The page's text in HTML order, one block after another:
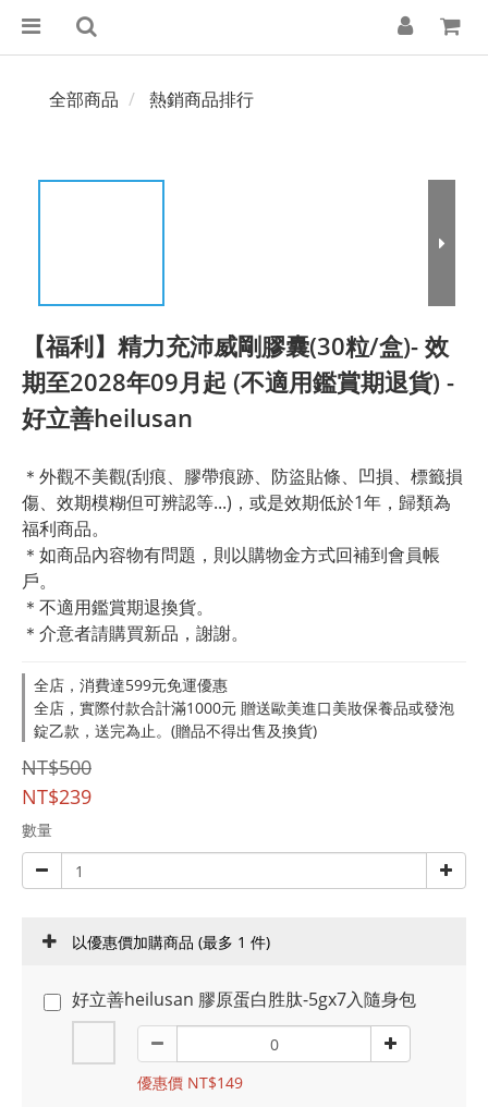
全部商品 熱銷商品排行
【福利】精力充沛威剛膠囊(30粒/盒)- 效
期至2028年09月起 (不適用鑑賞期退貨) -
好立善heilusan
＊外觀不美觀(刮痕、膠帶痕跡、防盜貼條、凹損、標籤損
傷、效期模糊但可辨認等...)，或是效期低於1年，歸類為
福利商品。
＊如商品內容物有問題，則以購物金方式回補到會員帳
戶。
＊不適用鑑賞期退換貨。
＊介意者請購買新品，謝謝。
全店，消費達599元免運優惠
全店，實際付款合計滿1000元 贈送歐美進口美妝保養品或發泡
錠乙款，送完為止。(贈品不得出售及換貨)
NT$500
NT$239
數量
以優惠價加購商品 (最多 1 件)
好立善heilusan 膠原蛋白胜肽-5gx7入隨身包
優惠價 NT$149